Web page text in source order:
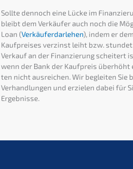
Sollte dennoch eine Lücke im
bleibt dem Verkäu­fer auch noch die
Loan (Verkäu­fer­dar­le­hen), indem er
Kaufprei­ses verzinst leiht bzw.
Verkauf an der Finan­zie­rung schei­tert
wenn der Bank der Kaufpreis
ten nicht ausrei­chen. Wir beglei­ten Sie
Verhand­lun­gen und erzie­len dabei für
Ergebnisse.